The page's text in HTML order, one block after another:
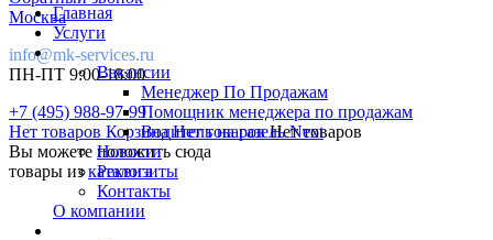
Москва
info@mk-services.ru
ПН-ПТ 9:00-18:00
+7 (495) 988-97-99
Нет товаров КорзинаНет товаровНет товаров
Вы можете положить сюда
товары изкаталога
Главная
Услуги
Вакансии
Менеджер По Продажам
Помощник менеджера по продажам
Водитель на газель Next
Новости
Реквизиты
Контакты
О компании